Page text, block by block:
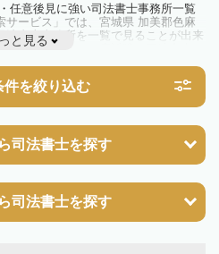
任意後見に強い司法書士事務所一覧
サービス」では、宮城県 加美郡色麻
法書士事務所を一覧で見ることが出来
抱えている方は一度近隣の司法書士に
と見る
件を絞り込む
司法書士を探す
司法書士を探す